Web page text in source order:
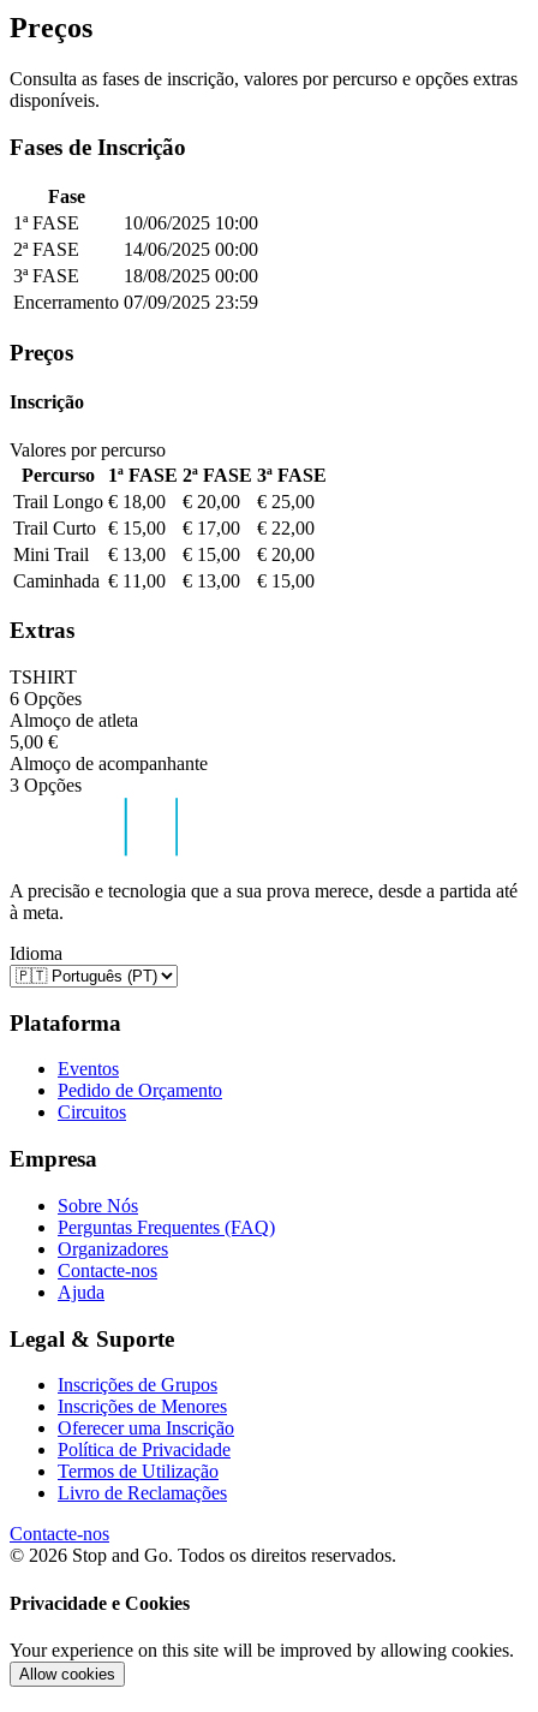
Preços
Consulta as fases de inscrição, valores por percurso e opções extras
disponíveis.
Fases de Inscrição
Fase
1ª FASE
10/06/2025 10:00
2ª FASE
14/06/2025 00:00
3ª FASE
18/08/2025 00:00
Encerramento 07/09/2025 23:59
Preços
Inscrição
Valores por percurso
Percurso
1ª FASE 2ª FASE 3ª FASE
Trail Longo € 18,00 € 20,00
€ 25,00
Trail Curto € 15,00 € 17,00
€ 22,00
Mini Trail
€ 13,00 € 15,00
€ 20,00
Caminhada € 11,00 € 13,00 € 15,00
Extras
TSHIRT
6 Opções
Almoço de atleta
5,00 €
Almoço de acompanhante
3 Opções
A precisão e tecnologia que a sua prova merece, desde a partida até
à meta.
Idioma
Plataforma
Eventos
Pedido de Orçamento
Circuitos
Empresa
Sobre Nós
Perguntas Frequentes (FAQ)
Organizadores
Contacte-nos
Ajuda
Legal & Suporte
Inscrições de Grupos
Inscrições de Menores
Oferecer uma Inscrição
Política de Privacidade
Termos de Utilização
Livro de Reclamações
Contacte-nos
© 2026 Stop and Go. Todos os direitos reservados.
Privacidade e Cookies
Your experience on this site will be improved by allowing cookies.
Allow cookies